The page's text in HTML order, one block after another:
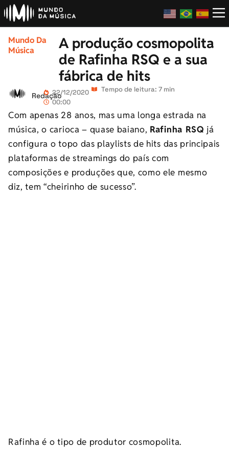
Mundo Da
Música
A produção cosmopolita
de Rafinha RSQ e a sua
fábrica de hits
Redação22/12/2020
00:00
Tempo de leitura: 7 min
Com apenas 28 anos, mas uma longa estrada na
música, o carioca – quase baiano, Rafinha RSQ já
configura o topo das playlists de hits das principais
plataformas de streamings do país com
composições e produções que, como ele mesmo
diz, tem “cheirinho de sucesso”.
Rafinha é o tipo de produtor cosmopolita.